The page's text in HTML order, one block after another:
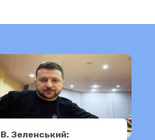
В. Зеленський: